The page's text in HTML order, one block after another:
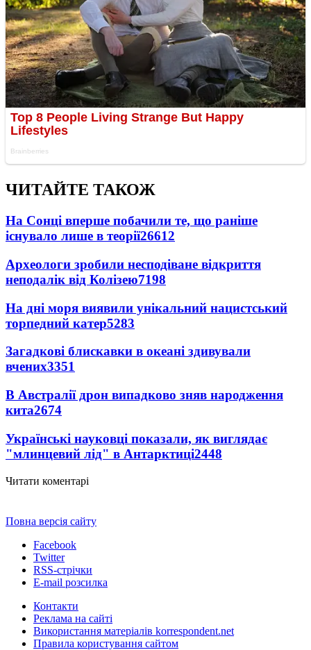
ЧИТАЙТЕ ТАКОЖ
На Сонці вперше побачили те, що раніше
існувало лише в теорії26612
Археологи зробили несподіване відкриття
неподалік від Колізею7198
На дні моря виявили унікальний нацистський
торпедний катер5283
Загадкові блискавки в океані здивували
вчених3351
В Австралії дрон випадково зняв народження
кита2674
Українські науковці показали, як виглядає
"млинцевий лід" в Антарктиці2448
Читати коментарі
Повна версія сайту
Facebook
Twitter
RSS-стрічки
E-mail розсилка
Контакти
Реклама на сайті
Використання матеріалів korrespondent.net
Правила користування сайтом